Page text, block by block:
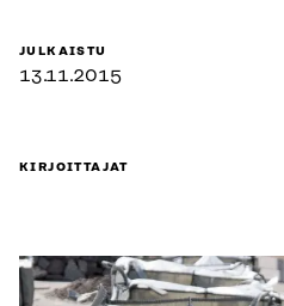
JULKAISTU
13.11.2015
KIRJOITTAJAT